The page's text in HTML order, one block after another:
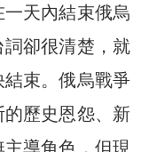
天內結束俄烏
卻很清楚，就
束。俄烏戰爭
歷史恩怨、新
導角色，但現